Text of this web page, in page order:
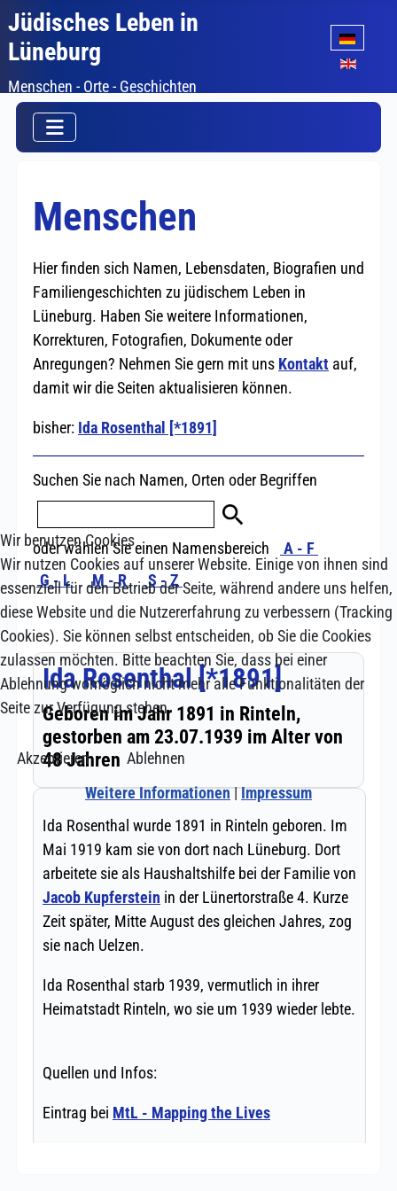
Jüdisches Leben in
Lüneburg
Menschen - Orte - Geschichten
Sprache
Wir benutzen Cookies
Wir nutzen Cookies auf unserer Website. Einige von ihnen sind
essenziell für den Betrieb der Seite, während andere uns helfen,
diese Website und die Nutzererfahrung zu verbessern (Tracking
Cookies). Sie können selbst entscheiden, ob Sie die Cookies
zulassen möchten. Bitte beachten Sie, dass bei einer
Ablehnung womöglich nicht mehr alle Funktionalitäten der
Seite zur Verfügung stehen.
Akzeptieren
Ablehnen
Weitere Informationen|Impressum